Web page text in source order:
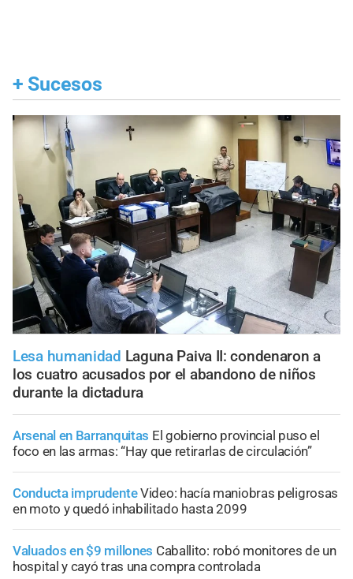
+ Sucesos
Lesa humanidad Laguna Paiva II: condenaron a
los cuatro acusados por el abandono de niños
durante la dictadura
Arsenal en Barranquitas El gobierno provincial puso el
foco en las armas: “Hay que retirarlas de circulación”
Conducta imprudenteVideo: hacía maniobras peligrosas
en moto y quedó inhabilitado hasta 2099
Valuados en $9 millones Caballito: robó monitores de un
hospital y cayó tras una compra controlada